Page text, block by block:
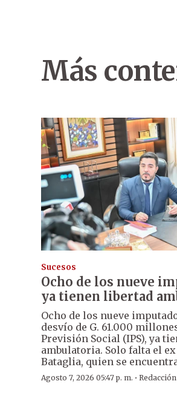
Más
Sucesos
Ocho de los nueve
ya tienen libertad
Ocho de los nueve
desvío de G. 61.000
Previsión Social (IPS), ya
ambulatoria. Solo falta el
Bataglia, quien se
Agosto 7, 2026 05:47 p. m. ·